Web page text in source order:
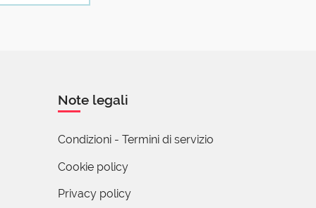
Note legali
Condizioni - Termini di servizio
Cookie policy
Privacy policy